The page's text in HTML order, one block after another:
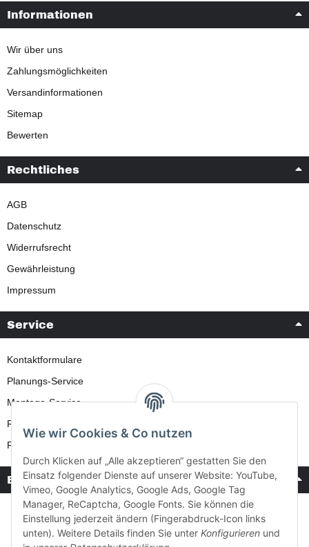
Informationen
Wir über uns
Zahlungsmöglichkeiten
Versandinformationen
Sitemap
Bewerten
Rechtliches
AGB
Datenschutz
Widerrufsrecht
Gewährleistung
Impressum
Service
Kontaktformulare
Planungs-Service
Montage-Service
Reparatur-Service
Retouren-Service
Bezahlung & Versand
Wie wir Cookies & Co nutzen
Durch Klicken auf „Alle akzeptieren“ gestatten Sie den
Einsatz folgender Dienste auf unserer Website: YouTube,
Vimeo, Google Analytics, Google Ads, Google Tag
Manager, ReCaptcha, Google Fonts. Sie können die
Einstellung jederzeit ändern (Fingerabdruck-Icon links
unten). Weitere Details finden Sie unter Konfigurieren und